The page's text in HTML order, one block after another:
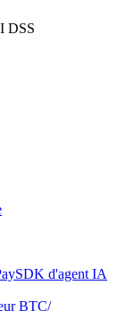
SDK d'agent IA
BTC/